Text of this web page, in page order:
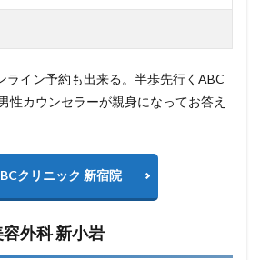
ライン予約も出来る。半歩先行くABC
性カウンセラーが親身になってお答え
クリニック 新宿院
外科 新小岩